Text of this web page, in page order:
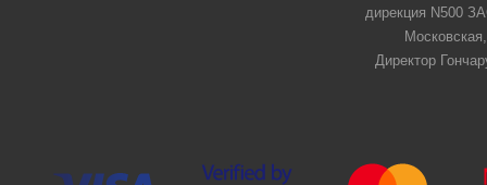
дирекция N500
Директор